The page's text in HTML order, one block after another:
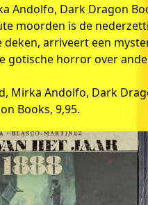
Andolfo, Dark Dragon
moorden is de
arriveert een
gotische horror over
Mirka Andolfo, Dark
Books, 9,95.